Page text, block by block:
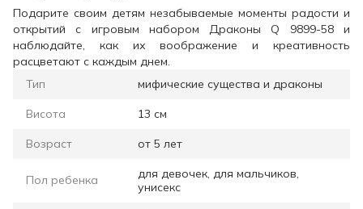
Подарите своим детям незабываемые моменты радости и
открытий с игровым набором Драконы Q 9899-58 и
наблюдайте, как их воображение и креативность
расцветают с каждым днем.
Тип
мифические существа и драконы
Висота 13 см
Возраст от 5 лет
Пол ребенка
для девочек, для мальчиков,
унисекс